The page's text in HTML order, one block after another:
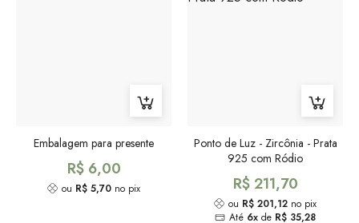
Embalagem para presente
R$ 6,00
ou R$ 5,70 no pix
Ponto de Luz - Zircônia - Prata
925 com Ródio
R$ 211,70
ou R$ 201,12 no pix
Até 6x de R$ 35,28